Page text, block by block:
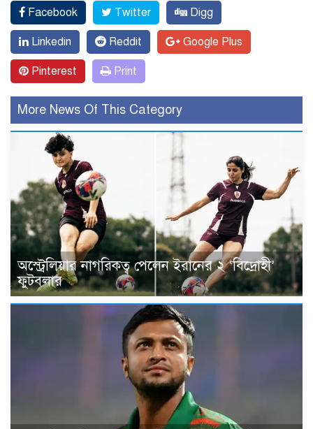
Facebook Twitter Digg
Linkedin Reddit Google Plus
Pinterest Print
More News Of This Category
অস্ট্রেলিয়ার নাগরিকত্ব পেলেন ইরানের ২ ‘বিদ্রোহী’
ফুটবলার